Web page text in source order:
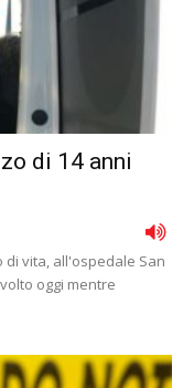
di 14 anni
di vita, all'ospedale San
oggi mentre